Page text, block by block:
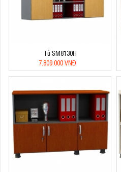
Tủ SM8130H
7.809.000 VNĐ